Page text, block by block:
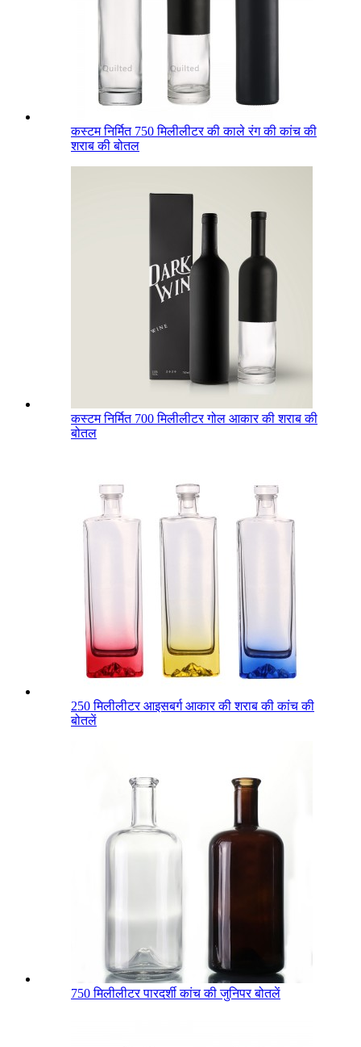
कस्टम निर्मित 750 मिलीलीटर की काले रंग की कांच की
शराब की बोतल
कस्टम निर्मित 700 मिलीलीटर गोल आकार की शराब की
बोतल
250 मिलीलीटर आइसबर्ग आकार की शराब की कांच की
बोतलें
750 मिलीलीटर पारदर्शी कांच की जुनिपर बोतलें